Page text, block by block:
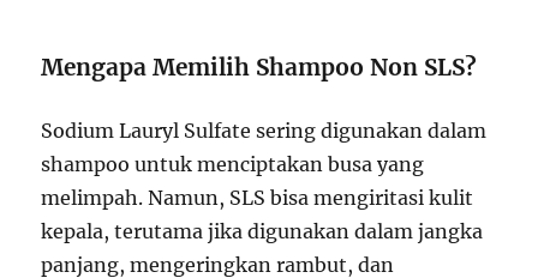
Mengapa Memilih Shampoo Non SLS?
Sodium Lauryl Sulfate sering digunakan dalam
shampoo untuk menciptakan busa yang
melimpah. Namun, SLS bisa mengiritasi kulit
kepala, terutama jika digunakan dalam jangka
panjang, mengeringkan rambut, dan